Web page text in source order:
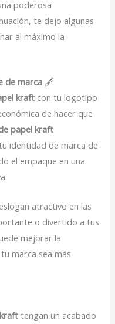
poderosa
te dejo algunas
al máximo la
de marca 🖋️
kraft con tu logotipo
de hacer que
papel kraft
identidad de marca de
el empaque en una
atractivo en las
o divertido a tus
mejorar la
marca sea más
tengan un acabado